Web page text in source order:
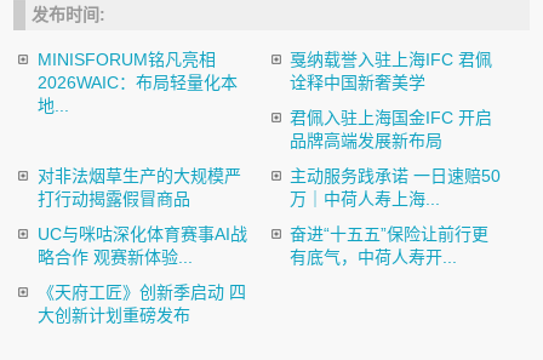
发布时间:
MINISFORUM铭凡亮相
2026WAIC：布局轻量化本
地...
戛纳载誉入驻上海IFC 君佩
诠释中国新奢美学
君佩入驻上海国金IFC 开启
品牌高端发展新布局
对非法烟草生产的大规模严
打行动揭露假冒商品
主动服务践承诺 一日速赔50
万｜中荷人寿上海...
UC与咪咕深化体育赛事AI战
略合作 观赛新体验...
奋进“十五五”保险让前行更
有底气，中荷人寿开...
《天府工匠》创新季启动 四
大创新计划重磅发布